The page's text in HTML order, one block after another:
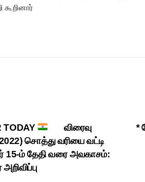
கூறினார்
*
TODAY
விரைவு
சொத்து வரியை வட்டி
15-ம் தேதி வரை அவகாசம்: